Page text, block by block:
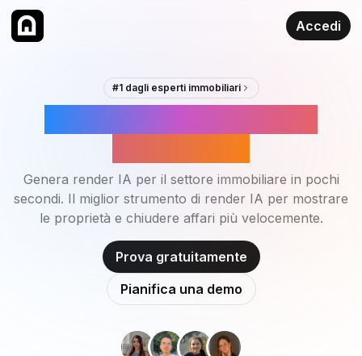
Accedi
#1 dagli esperti immobiliari
Genera render IA per il settore immobiliare in pochi
secondi. Il miglior strumento di render IA per mostrare
le proprietà e chiudere affari più velocemente.
Prova gratuitamente
Pianifica una demo